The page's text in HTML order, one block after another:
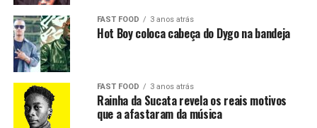
FAST FOOD 3 anos atrás
Hot Boy coloca cabeça do Dygo na bandeja
FAST FOOD 3 anos atrás
Rainha da Sucata revela os reais motivos
que a afastaram da música